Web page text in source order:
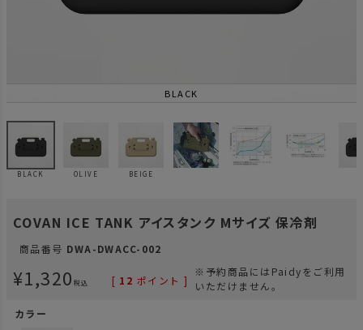
BLACK
BLACK OLIVE BEIGE
COVAN ICE TANK アイスタンク Mサイズ 保冷剤
商品番号 DWA-DWACC-002
¥1,320 税込 [ 12 ポイント ]
※予約商品にはPaidyをご利用
いただけません。
カラー